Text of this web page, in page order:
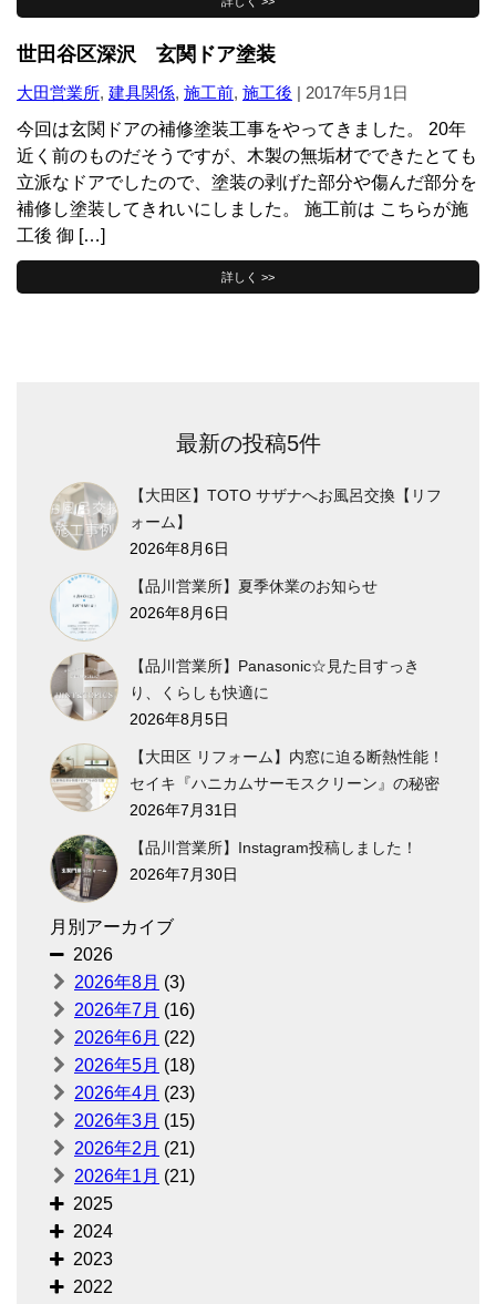
世田谷区深沢 玄関ドア塗装
大田営業所, 建具関係, 施工前, 施工後 | 2017年5月1日
今回は玄関ドアの補修塗装工事をやってきました。 20年
近く前のものだそうですが、木製の無垢材でできたとても
立派なドアでしたので、塗装の剥げた部分や傷んだ部分を
補修し塗装してきれいにしました。 施工前は こちらが施
工後 御 […]
詳しく >>
最新の投稿5件
【大田区】TOTO サザナへお風呂交換【リフ
ォーム】
2026年8月6日
【品川営業所】夏季休業のお知らせ
2026年8月6日
【品川営業所】Panasonic☆見た目すっき
り、くらしも快適に
2026年8月5日
【大田区 リフォーム】内窓に迫る断熱性能！
セイキ『ハニカムサーモスクリーン』の秘密
2026年7月31日
【品川営業所】Instagram投稿しました！
2026年7月30日
月別アーカイブ
2026
2026年8月 (3)
2026年7月 (16)
2026年6月 (22)
2026年5月 (18)
2026年4月 (23)
2026年3月 (15)
2026年2月 (21)
2026年1月 (21)
2025
2024
2023
2022